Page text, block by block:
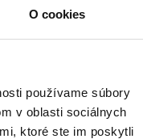
O cookies
používame súbory
v oblasti sociálnych
ktoré ste im poskytli